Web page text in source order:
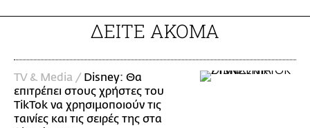
ΔΕΙΤΕ ΑΚΟΜΑ
TV & Media / Disney: Θα
επιτρέπει στους χρήστες του
TikTok να χρησιμοποιούν τις
ταινίες και τις σειρές της στα